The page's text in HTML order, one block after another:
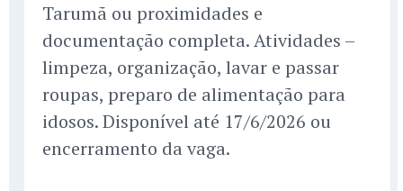
Tarumã ou proximidades e
documentação completa. Atividades –
limpeza, organização, lavar e passar
roupas, preparo de alimentação para
idosos. Disponível até 17/6/2026 ou
encerramento da vaga.